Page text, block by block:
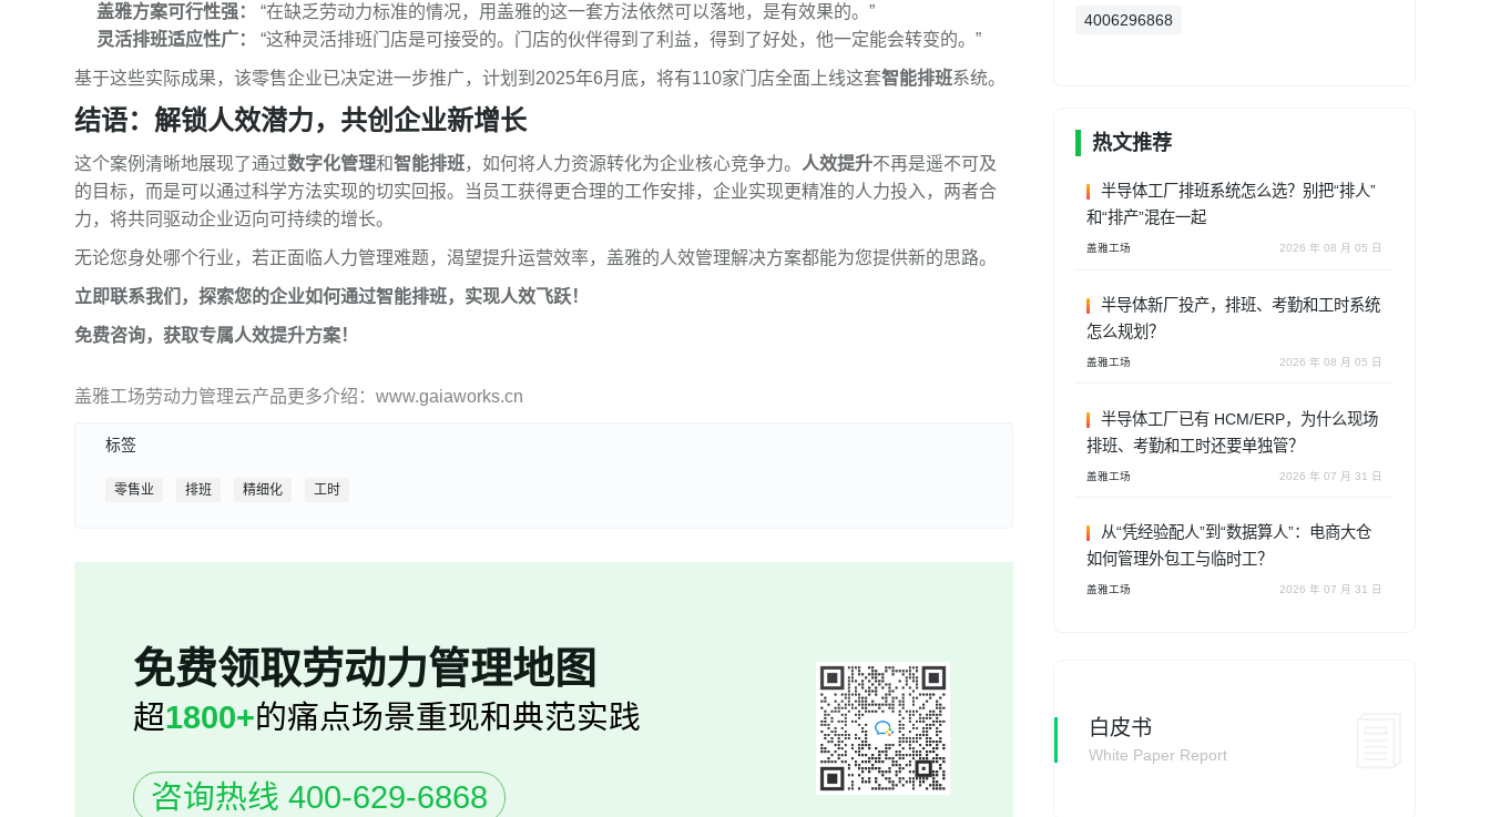
盖雅方案可行性强：
“在缺乏劳动力标准的情况，用盖雅的这一套方法依然可以落地，是有效果的。”
灵活排班适应性广：
“这种灵活排班门店是可接受的。门店的伙伴得到了利益，得到了好处，他一定能会转变的。”
基于这些实际成果，该零售企业已决定进一步推广，计划到2025年6月底，将有110家门店全面上线这套智能排班系统。
结语：解锁人效潜力，共创企业新增长
这个案例清晰地展现了通过数字化管理和智能排班，如何将人力资源转化为企业核心竞争力。 人效提升不再是遥不可及
的目标，而是可以通过科学方法实现的切实回报。当员工获得更合理的工作安排，企业实现更精准的人力投入，两者合
力，将共同驱动企业迈向可持续的增长。
无论您身处哪个行业，若正面临人力管理难题，渴望提升运营效率，盖雅的人效管理解决方案都能为您提供新的思路。
立即联系我们，探索您的企业如何通过智能排班，实现人效飞跃！
免费咨询，获取专属人效提升方案！
盖雅工场劳动力管理云产品更多介绍：www.gaiaworks.cn
标签
零售业 排班 精细化 工时
免费领取劳动力管理地图
超1800+的痛点场景重现和典范实践
咨询热线 400-629-6868
4006296868
热文推荐
半导体工厂排班系统怎么选？别把“排人”
和“排产”混在一起
盖雅工场 2026 年 08 月 05 日
半导体新厂投产，排班、考勤和工时系统
怎么规划？
盖雅工场 2026 年 08 月 05 日
半导体工厂已有 HCM/ERP，为什么现场
排班、考勤和工时还要单独管？
盖雅工场 2026 年 07 月 31 日
从“凭经验配人”到“数据算人”：电商大仓
如何管理外包工与临时工？
盖雅工场 2026 年 07 月 31 日
白皮书
White Paper Report